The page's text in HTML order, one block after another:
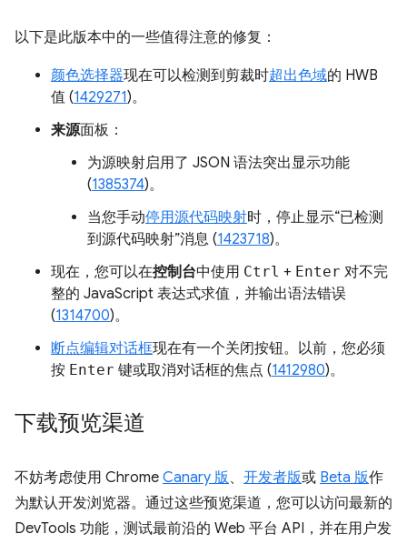
以下是此版本中的一些值得注意的修复：
颜色选择器现在可以检测到剪裁时超出色域的 HWB
值 (1429271)。
来源面板：
为源映射启用了 JSON 语法突出显示功能
(1385374)。
当您手动停用源代码映射时，停止显示“已检测
到源代码映射”消息 (1423718)。
现在，您可以在控制台中使用 Ctrl + Enter 对不完
整的 JavaScript 表达式求值，并输出语法错误
(1314700)。
断点编辑对话框现在有一个关闭按钮。以前，您必须
按 Enter 键或取消对话框的焦点 (1412980)。
下载预览渠道
不妨考虑使用 Chrome Canary 版、 开发者版或 Beta 版作
为默认开发浏览器。通过这些预览渠道，您可以访问最新的
DevTools 功能，测试最前沿的 Web 平台 API，并在用户发